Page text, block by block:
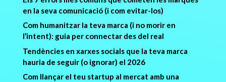
en la seva comunicació (i com evitar-los)
Com humanitzar la teva marca (i no morir en
l’intent): guia per connectar des del real
Tendències en xarxes socials que la teva marca
hauria de seguir (o ignorar) el 2026
Com llançar el teu startup al mercat amb una